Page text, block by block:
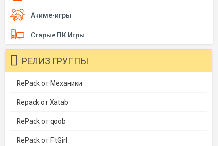
Аниме-игры
Старые ПК Игры
РЕЛИЗ ГРУППЫ
RePack от Механики
Repack от Xatab
RePack от qoob
RePack от FitGirl